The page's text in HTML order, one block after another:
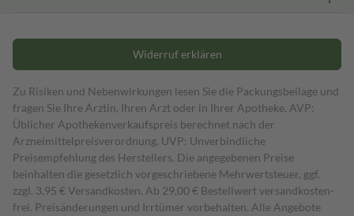
Widerruf erklären
Zu Risiken und Nebenwirkungen lesen Sie die Packungsbeilage und
fragen Sie Ihre Ärztin, Ihren Arzt oder in Ihrer Apotheke. AVP:
Üblicher Apothekenverkaufspreis berechnet nach der
Arzneimittelpreisverordnung. UVP: Unverbindliche
Preisempfehlung des Herstellers. Die angegebenen Preise
beinhalten die gesetzlich vorgeschriebene Mehrwertsteuer, ggf.
zzgl. 3,95 € Versandkosten. Ab 29,00 € Bestell­wert versand­kosten­
frei. Preisänderungen und Irrtümer vorbehalten. Alle Angebote